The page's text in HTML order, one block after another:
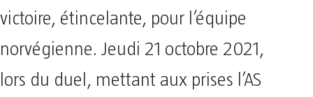
victoire, étincelante, pour l’équipe
norvégienne. Jeudi 21 octobre 2021,
lors du duel, mettant aux prises l’AS